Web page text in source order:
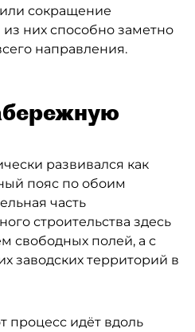
сокращение
них способно заметно
направления.
развивался как
пояс по обоим
часть
строительства здесь
свободных полей, а с
заводских территорий в
процесс идёт вдоль